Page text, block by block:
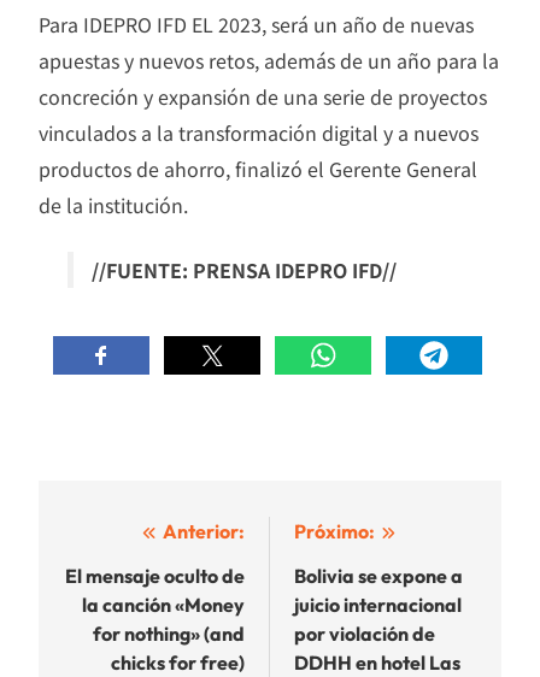
Para IDEPRO IFD EL 2023, será un año de nuevas
apuestas y nuevos retos, además de un año para la
concreción y expansión de una serie de proyectos
vinculados a la transformación digital y a nuevos
productos de ahorro, finalizó el Gerente General
de la institución.
//FUENTE: PRENSA IDEPRO IFD//
Navegación
de
entradas
Anterior:
El mensaje oculto de
la canción «Money
for nothing» (and
chicks for free)
Próximo:
Bolivia se expone a
juicio internacional
por violación de
DDHH en hotel Las